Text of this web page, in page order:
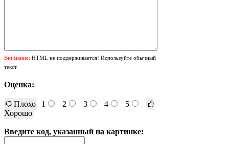
Внимание: HTML не поддерживается! Используйте обычный
текст.
Оценка:
Плохо 1 2 3 4
5
Хорошо
Введите код, указанный на картинке: